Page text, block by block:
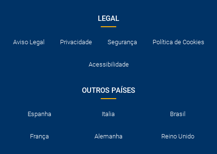
LEGAL
Aviso Legal Privacidade Segurança Política de Cookies
Acessibilidade
OUTROS PAÍSES
Espanha Italia Brasil
França Alemanha Reino Unido